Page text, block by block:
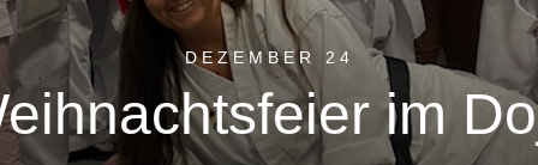
DEZEMBER 24
im